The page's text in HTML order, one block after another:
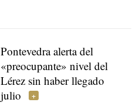
Pontevedra alerta del
«preocupante» nivel del
Lérez sin haber llegado
julio